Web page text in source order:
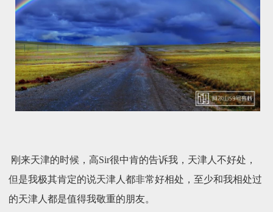
刚来天津的时候，高Sir很中肯的告诉我，天津人不好处，
但是我极其肯定的说天津人都非常好相处，至少和我相处过
的天津人都是值得我敬重的朋友。